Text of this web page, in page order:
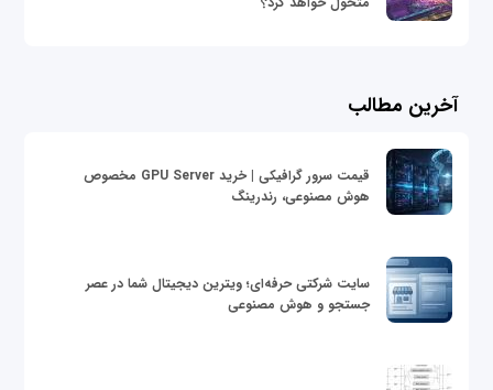
آخرین مطالب
قیمت سرور گرافیکی | خرید GPU Server مخصوص
هوش مصنوعی، رندرینگ
سایت شرکتی حرفه‌ای؛ ویترین دیجیتال شما در عصر
جستجو و هوش مصنوعی